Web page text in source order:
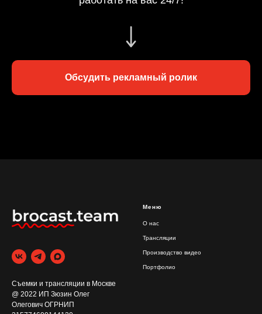
Обсудить рекламный ролик
Съемки и трансляции в Москве
@ 2022 ИП Зюзин Олег
Олегович ОГРНИП
Меню
О нас
Трансляции
Производство видео
Портфолио